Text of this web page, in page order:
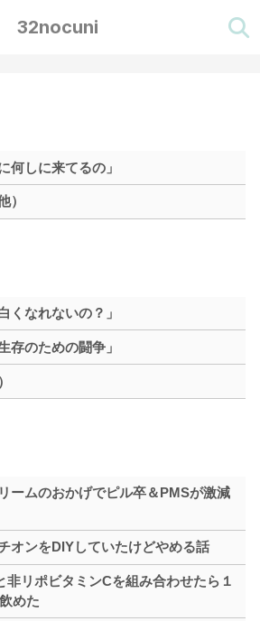
32nocuni
何しに来てるの」
）
くなれないの？」
存のための闘争」
ームのおかげでピル卒＆PMSが激減
オンをDIYしていたけどやめる話
非リポビタミンCを組み合わせたら１
めた